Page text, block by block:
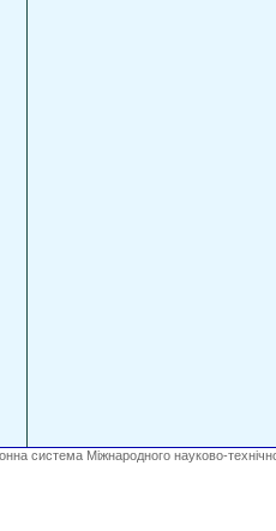
система Міжнародного науково-